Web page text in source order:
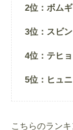
2位：ボム
3位：スビン
4位：テヒ
5位：ヒュ
こちらのラン